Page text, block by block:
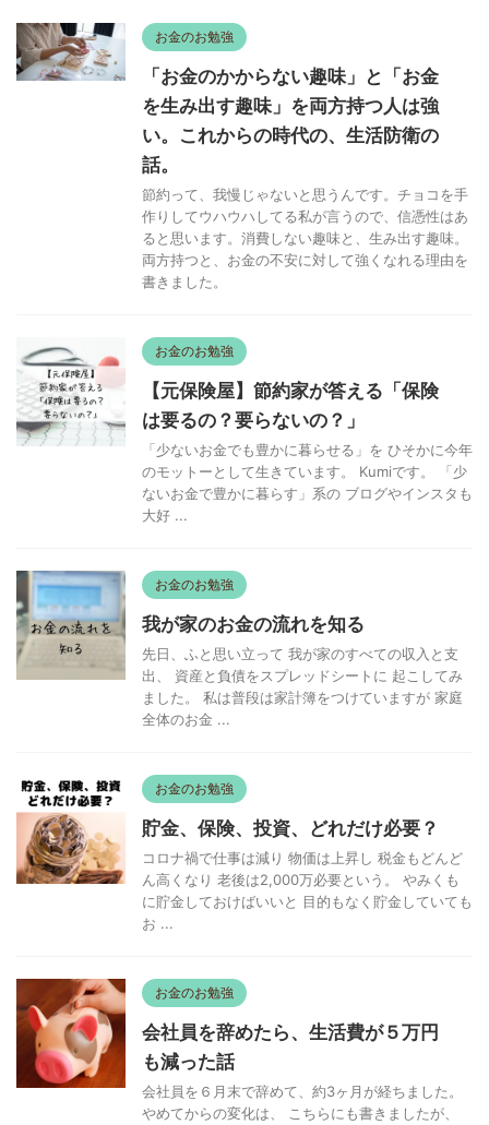
お金のお勉強
「お金のかからない趣味」と「お金
を生み出す趣味」を両方持つ人は強
い。これからの時代の、生活防衛の
話。
節約って、我慢じゃないと思うんです。チョコを手
作りしてウハウハしてる私が言うので、信憑性はあ
ると思います。消費しない趣味と、生み出す趣味。
両方持つと、お金の不安に対して強くなれる理由を
書きました。
お金のお勉強
【元保険屋】節約家が答える「保険
は要るの？要らないの？」
「少ないお金でも豊かに暮らせる」を ひそかに今年
のモットーとして生きています。 Kumiです。 「少
ないお金で豊かに暮らす」系の ブログやインスタも
大好 ...
お金のお勉強
我が家のお金の流れを知る
先日、ふと思い立って 我が家のすべての収入と支
出、 資産と負債をスプレッドシートに 起こしてみ
ました。 私は普段は家計簿をつけていますが 家庭
全体のお金 ...
お金のお勉強
貯金、保険、投資、どれだけ必要？
コロナ禍で仕事は減り 物価は上昇し 税金もどんど
ん高くなり 老後は2,000万必要という。 やみくも
に貯金しておけばいいと 目的もなく貯金していても
お ...
お金のお勉強
会社員を辞めたら、生活費が５万円
も減った話
会社員を６月末で辞めて、約3ヶ月が経ちました。
やめてからの変化は、 こちらにも書きましたが、